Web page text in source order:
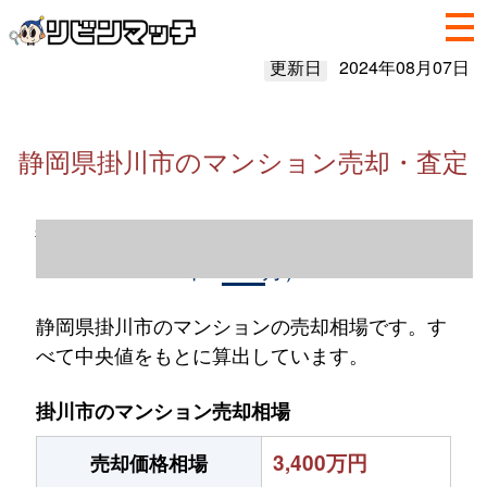
更新日 2024年08月07日
静岡県掛川市のマンション売却・査定
静岡県掛川市のマンション売却情報（2023
静岡県掛川市のマンションの売却相場です。す
べて中央値をもとに算出しています。
掛川市のマンション売却相場
売却価格相場
3,400万円